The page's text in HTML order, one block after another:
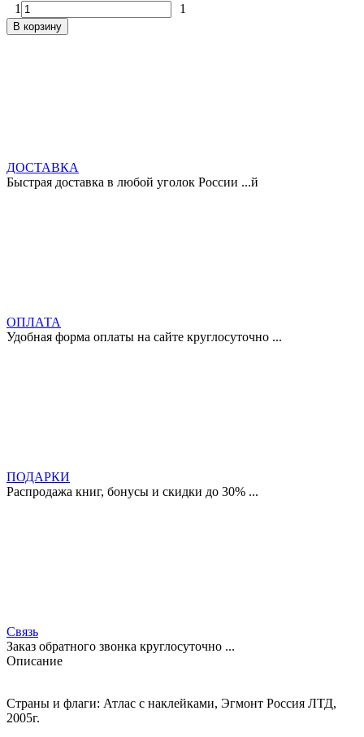
1
1
В корзину
ДОСТАВКА
Быстрая доставка в любой уголок России ...й
ОПЛАТА
Удобная форма оплаты на сайте круглосуточно ...
ПОДАРКИ
Распродажа книг, бонусы и скидки до 30% ...
Связь
Заказ обратного звонка круглосуточно ...
Описание
Страны и флаги: Атлас с наклейками, Эгмонт Россия ЛТД,
2005г.